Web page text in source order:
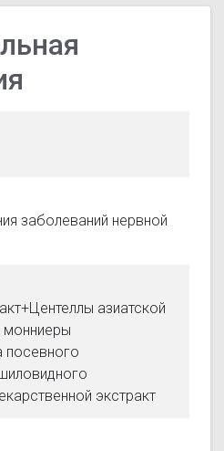
заболеваний нервной
азиатской
монниеры
посевного
экстракт